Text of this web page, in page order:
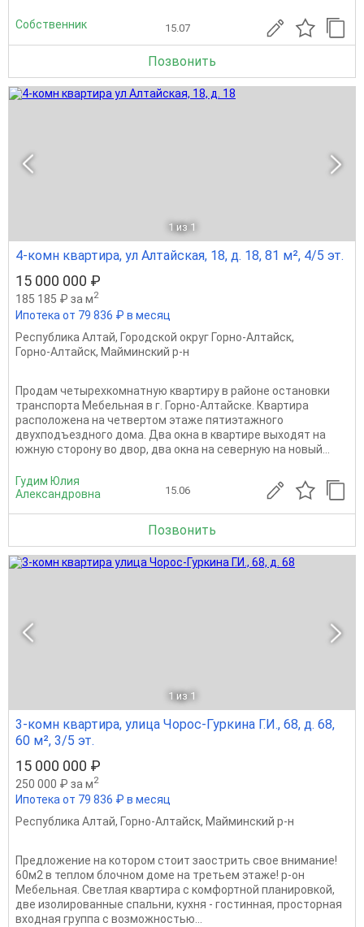
Собственник 15.07
Позвонить
1 из 1
4-комн квартира, ул Алтайская, 18, д. 18, 81 м², 4/5 эт.
15 000 000 ₽
185 185 ₽ за м2
Ипотека от 79 836 ₽ в месяц
Республика Алтай, Городской округ Горно-Алтайск,
Горно-Алтайск, Майминский р-н
Продам четырехкомнатную квартиру в районе остановки
транспорта Мебельная в г. Горно-Алтайске. Квартира
расположена на четвертом этаже пятиэтажного
двухподъездного дома. Два окна в квартире выходят на
южную сторону во двор, два окна на северную на новый...
Гудим Юлия
Александровна
15.06
Позвонить
1 из 1
3-комн квартира, улица Чорос-Гуркина Г.И., 68, д. 68,
60 м², 3/5 эт.
15 000 000 ₽
250 000 ₽ за м2
Ипотека от 79 836 ₽ в месяц
Республика Алтай, Горно-Алтайск, Майминский р-н
Предложение на котором стоит заострить свое внимание!
60м2 в теплом блочном доме на третьем этаже! р-он
Мебельная. Светлая квартира с комфортной планировкой,
две изолированные спальни, кухня - гостинная, просторная
входная группа с возможностью...